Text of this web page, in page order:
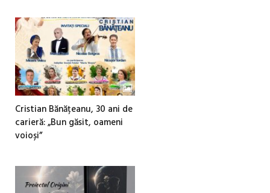
Cristian Bănățeanu, 30 ani de
carieră: „Bun găsit, oameni
voioși”